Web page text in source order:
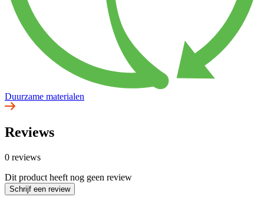
Duurzame materialen
Reviews
0 reviews
Dit product heeft nog geen review
Schrijf een review